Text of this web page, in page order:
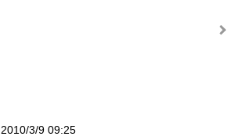
2010/3/9 09:25